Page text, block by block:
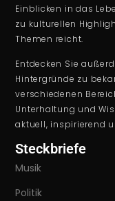
Einblicken in das
zu kulturellen
Themen reicht.
Entdecken Sie
Hintergründe zu
verschiedenen
Unterhaltung und
aktuell, inspirierend
Steckbriefe
Musik
Politik